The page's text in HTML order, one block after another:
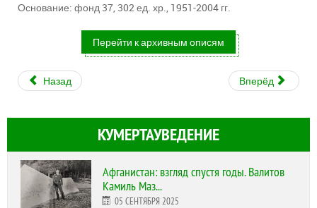
Основание: фонд 37, 302 ед. хр., 1951-2004 гг.
Перейти к архивным описям
Назад Вперёд
КУМЕРТАУВЕДЕНИЕ
Афганистан: взгляд спустя годы. Валитов
Камиль Маз...
05 СЕНТЯБРЯ 2025